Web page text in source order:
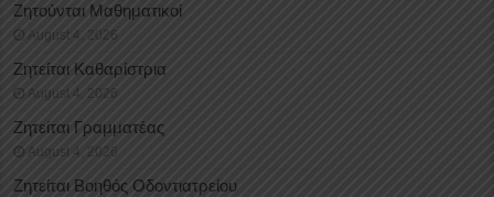
Ζητούνται Μαθηματικοί
August 4, 2026
Ζητείται Καθαρίστρια
August 4, 2026
Ζητείται Γραμματέας
August 4, 2026
Ζητείται Βοηθός Οδοντιατρείου